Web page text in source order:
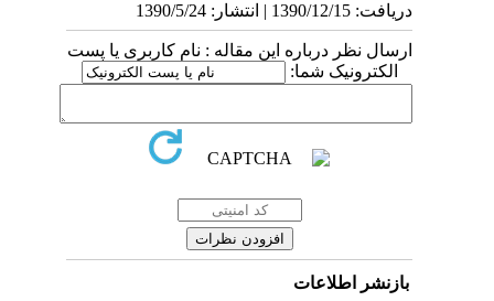
دریافت: 1390/12/15 | انتشار: 1390/5/24
ارسال نظر درباره این مقاله : نام کاربری یا پست
الکترونیک شما:
بازنشر اطلاعات